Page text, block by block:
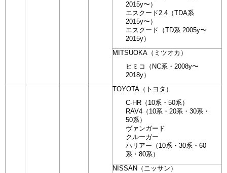
2015y〜）
エスクード2.4（TDA系
2015y〜）
エスクード（TD系 2005y〜
2015y）
MITSUOKA（ミツオカ）
ヒミコ（NC系・2008y〜
2018y）
TOYOTA（トヨタ）
C-HR（10系・50系）
RAV4（10系・20系・30系・
50系）
ヴァンガード
クルーガー
ハリアー（10系・30系・60
系・80系）
NISSAN（ニッサン）